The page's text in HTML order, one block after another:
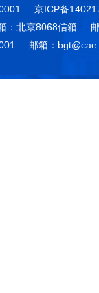
京ICP备
：北京8068信箱
邮箱：